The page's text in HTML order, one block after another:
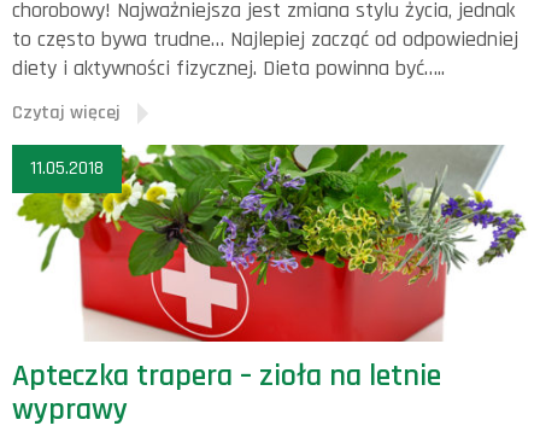
chorobowy! Najważniejsza jest zmiana stylu życia, jednak
to często bywa trudne… Najlepiej zacząć od odpowiedniej
diety i aktywności fizycznej. Dieta powinna być…..
Czytaj więcej
11.05.2018
Apteczka trapera – zioła na letnie
wyprawy